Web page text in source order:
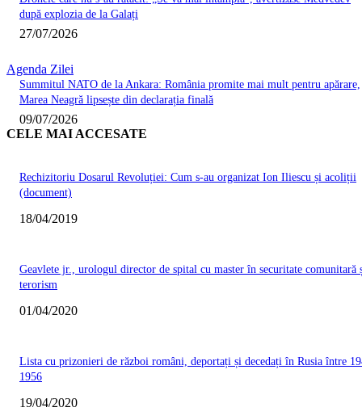
după explozia de la Galați
27/07/2026
Agenda Zilei
Summitul NATO de la Ankara: România promite mai mult pentru apărare,
Marea Neagră lipsește din declarația finală
09/07/2026
CELE MAI ACCESATE
Rechizitoriu Dosarul Revoluției: Cum s-au organizat Ion Iliescu și acoliții
(document)
18/04/2019
Geavlete jr., urologul director de spital cu master în securitate comunitară
terorism
01/04/2020
Lista cu prizonieri de război români, deportați și decedați în Rusia între
1956
19/04/2020